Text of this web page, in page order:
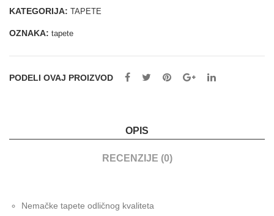
KATEGORIJA: TAPETE
OZNAKA: tapete
PODELI OVAJ PROIZVOD
OPIS
RECENZIJE (0)
Nemačke tapete odličnog kvaliteta